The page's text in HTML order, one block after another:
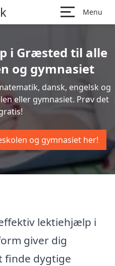
Menu
i Græsted til alle
og gymnasiet
dansk, engelsk og
eller gymnasiet. Prøv det
og gymnasiet her!
lektiehjælp i
giver dig
finde dygtige